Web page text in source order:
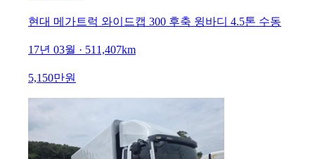
현대 메가트럭 와이드캡 300 후축 윙바디 4.5톤 수동
17년 03월 · 511,407km
5,150만원